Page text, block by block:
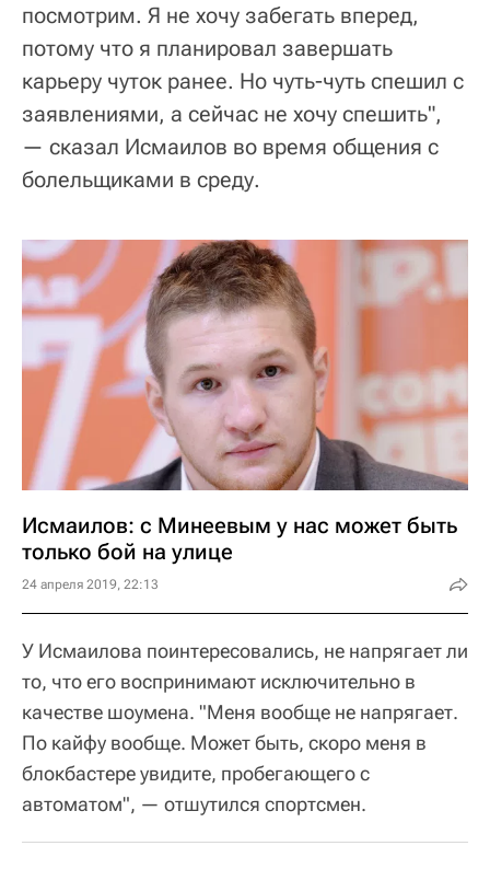
посмотрим. Я не хочу забегать вперед,
потому что я планировал завершать
карьеру чуток ранее. Но чуть-чуть спешил с
заявлениями, а сейчас не хочу спешить",
— сказал Исмаилов во время общения с
болельщиками в среду.
Исмаилов: с Минеевым у нас может быть
только бой на улице
24 апреля 2019, 22:13
У Исмаилова поинтересовались, не напрягает ли
то, что его воспринимают исключительно в
качестве шоумена. "Меня вообще не напрягает.
По кайфу вообще. Может быть, скоро меня в
блокбастере увидите, пробегающего с
автоматом", — отшутился спортсмен.